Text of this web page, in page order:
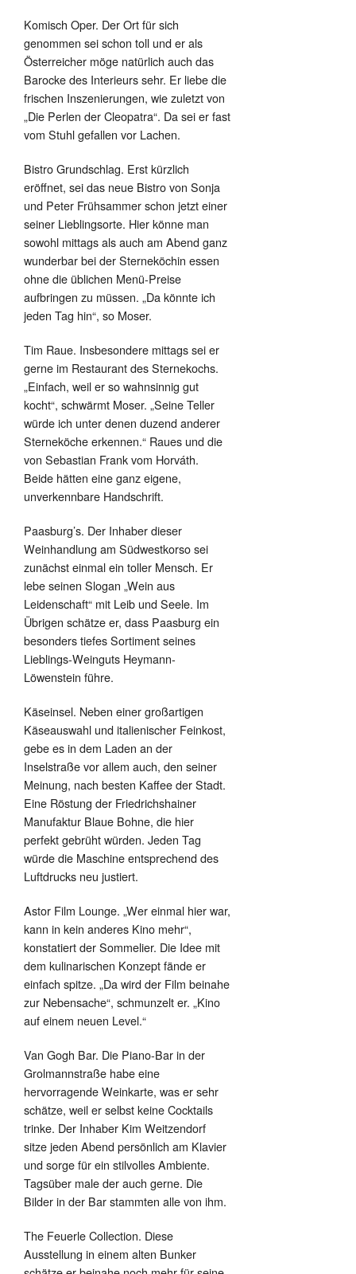
Komisch Oper. Der Ort für sich
genommen sei schon toll und er als
Österreicher möge natürlich auch das
Barocke des Interieurs sehr. Er liebe die
frischen Inszenierungen, wie zuletzt von
„Die Perlen der Cleopatra“. Da sei er fast
vom Stuhl gefallen vor Lachen.
Bistro Grundschlag. Erst kürzlich
eröffnet, sei das neue Bistro von Sonja
und Peter Frühsammer schon jetzt einer
seiner Lieblingsorte. Hier könne man
sowohl mittags als auch am Abend ganz
wunderbar bei der Sterneköchin essen
ohne die üblichen Menü-Preise
aufbringen zu müssen. „Da könnte ich
jeden Tag hin“, so Moser.
Tim Raue. Insbesondere mittags sei er
gerne im Restaurant des Sternekochs.
„Einfach, weil er so wahnsinnig gut
kocht“, schwärmt Moser. „Seine Teller
würde ich unter denen duzend anderer
Sterneköche erkennen.“ Raues und die
von Sebastian Frank vom Horváth.
Beide hätten eine ganz eigene,
unverkennbare Handschrift.
Paasburg’s. Der Inhaber dieser
Weinhandlung am Südwestkorso sei
zunächst einmal ein toller Mensch. Er
lebe seinen Slogan „Wein aus
Leidenschaft“ mit Leib und Seele. Im
Übrigen schätze er, dass Paasburg ein
besonders tiefes Sortiment seines
Lieblings-Weinguts Heymann-
Löwenstein führe.
Käseinsel. Neben einer großartigen
Käseauswahl und italienischer Feinkost,
gebe es in dem Laden an der
Inselstraße vor allem auch, den seiner
Meinung, nach besten Kaffee der Stadt.
Eine Röstung der Friedrichshainer
Manufaktur Blaue Bohne, die hier
perfekt gebrüht würden. Jeden Tag
würde die Maschine entsprechend des
Luftdrucks neu justiert.
Astor Film Lounge. „Wer einmal hier war,
kann in kein anderes Kino mehr“,
konstatiert der Sommelier. Die Idee mit
dem kulinarischen Konzept fände er
einfach spitze. „Da wird der Film beinahe
zur Nebensache“, schmunzelt er. „Kino
auf einem neuen Level.“
Van Gogh Bar. Die Piano-Bar in der
Grolmannstraße habe eine
hervorragende Weinkarte, was er sehr
schätze, weil er selbst keine Cocktails
trinke. Der Inhaber Kim Weitzendorf
sitze jeden Abend persönlich am Klavier
und sorge für ein stilvolles Ambiente.
Tagsüber male der auch gerne. Die
Bilder in der Bar stammten alle von ihm.
The Feuerle Collection. Diese
Ausstellung in einem alten Bunker